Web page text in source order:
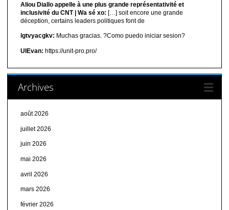
Aliou Diallo appelle à une plus grande représentativité et
inclusivité du CNT | Wa sé xo: […] soit encore une grande
déception, certains leaders politiques font de
lgtvyacgkv: Muchas gracias. ?Como puedo iniciar sesion?
UIEvan: https://unit-pro.pro/
Archives
août 2026
juillet 2026
juin 2026
mai 2026
avril 2026
mars 2026
février 2026